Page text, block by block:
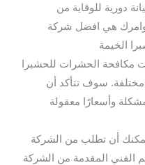
دورية للوقاية من
هي افضل شركة
الخيمة
مكافحة الحشرات للحشبرا
مختلفة. سوف تتأكد أن
وأسعارًا معقولة
يمكنك أن تطلب من الشركة
الفني المقدمة من الشركة